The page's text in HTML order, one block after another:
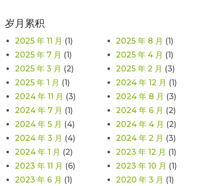
岁月累积
2025 年 11 月 (1) 2025 年 8 月 (1)
2025 年 7 月 (1) 2025 年 4 月 (1)
2025 年 3 月 (2) 2025 年 2 月 (3)
2025 年 1 月 (1) 2024 年 12 月 (1)
2024 年 11 月 (3) 2024 年 8 月 (3)
2024 年 7 月 (1) 2024 年 6 月 (2)
2024 年 5 月 (4) 2024 年 4 月 (2)
2024 年 3 月 (4) 2024 年 2 月 (3)
2024 年 1 月 (2) 2023 年 12 月 (1)
2023 年 11 月 (6) 2023 年 10 月 (1)
2023 年 6 月 (1) 2020 年 3 月 (1)